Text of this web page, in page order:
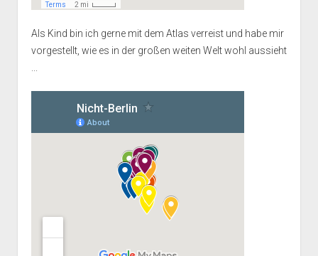
Als Kind bin ich gerne mit dem Atlas verreist und habe mir
vorgestellt, wie es in der großen weiten Welt wohl aussieht